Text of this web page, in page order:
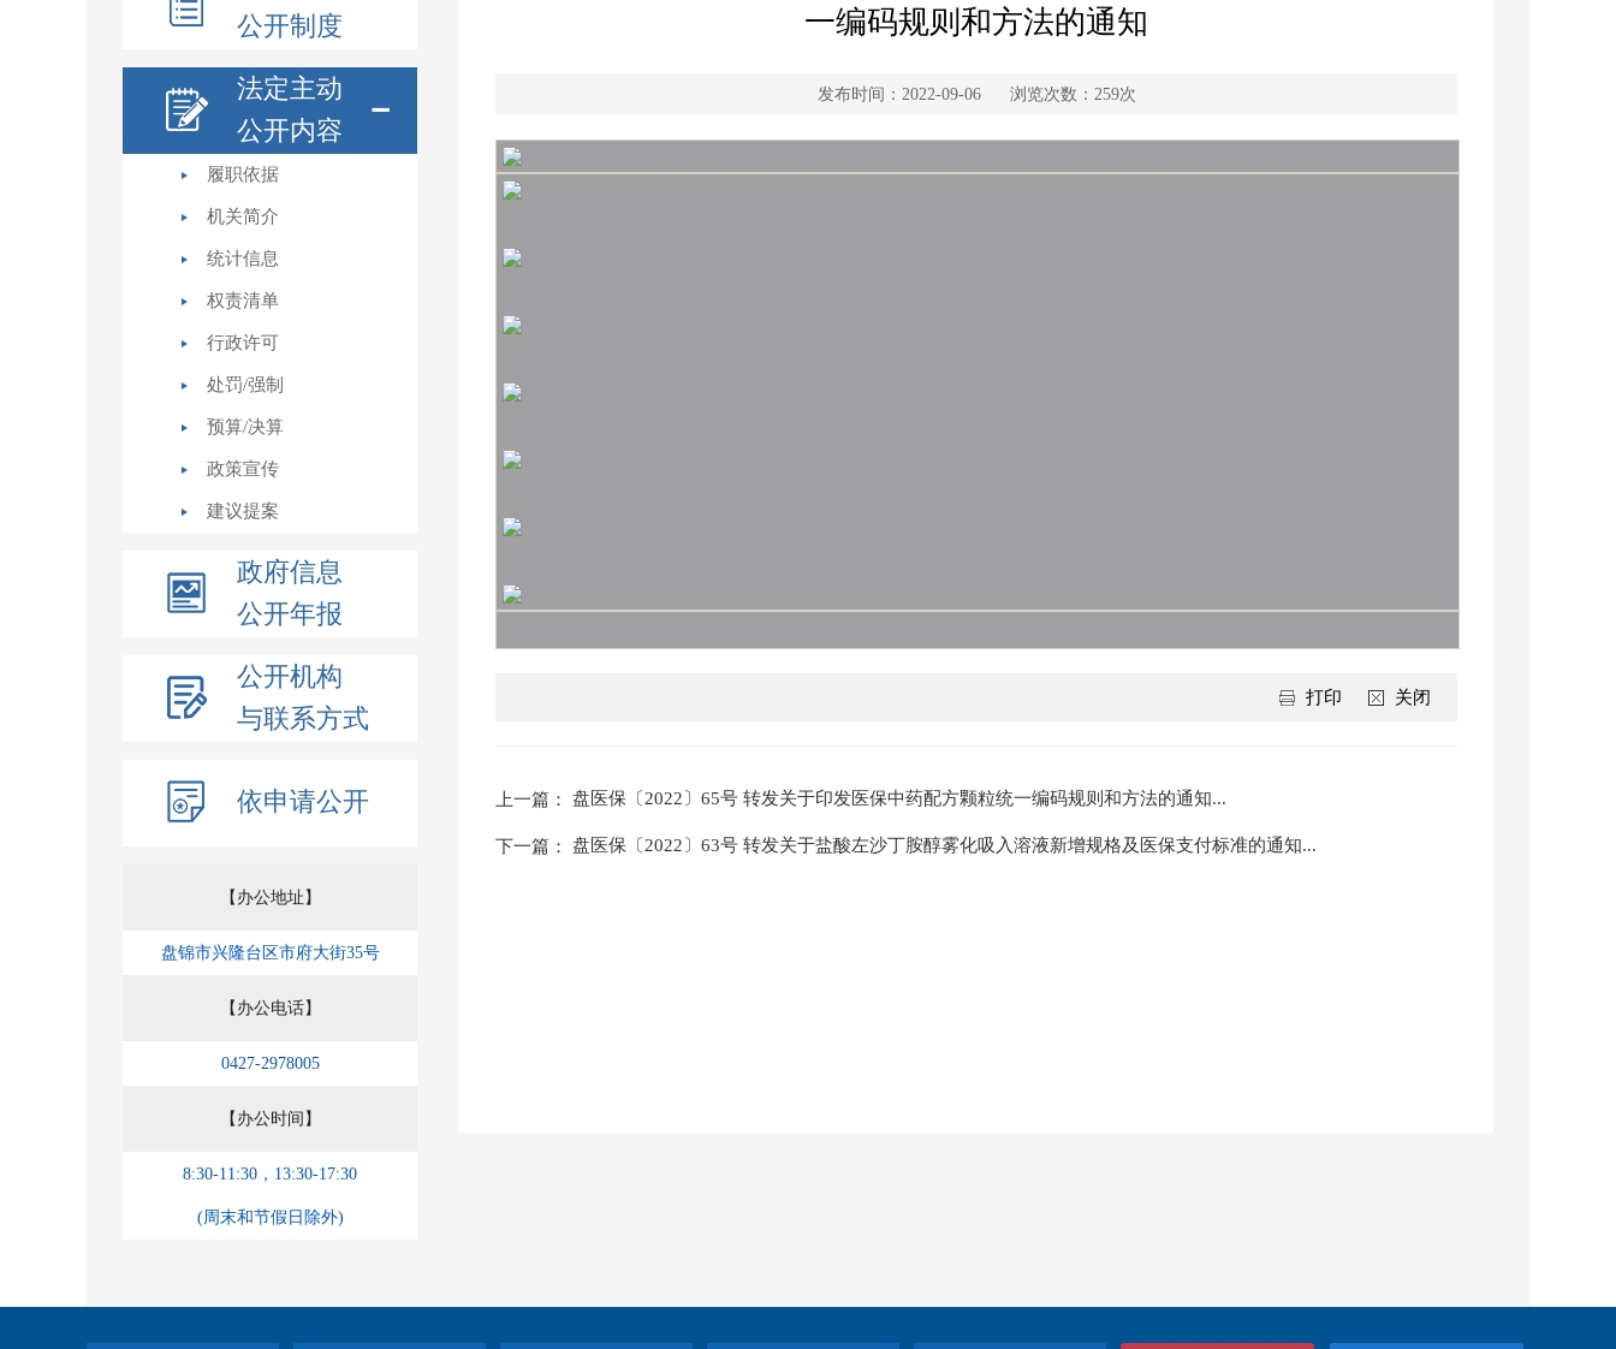
公开制度
法定主动
公开内容
履职依据
机关简介
统计信息
权责清单
行政许可
处罚/强制
预算/决算
政策宣传
建议提案
政府信息
公开年报
公开机构
与联系方式
依申请公开
【办公地址】
盘锦市兴隆台区市府大街35号
【办公电话】
0427-2978005
【办公时间】
8:30-11:30，13:30-17:30
(周末和节假日除外)
一编码规则和方法的通知
发布时间：2022-09-06 浏览次数： 259次
关闭
打印
上一篇： 盘医保〔2022〕65号 转发关于印发医保中药配方颗粒统一编码规则和方法的通知...
下一篇： 盘医保〔2022〕63号 转发关于盐酸左沙丁胺醇雾化吸入溶液新增规格及医保支付标准的通知...